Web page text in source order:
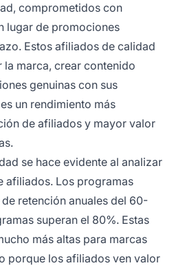
comprometidos con
lugar de promociones
Estos afiliados de calidad
marca, crear contenido
genuinas con sus
un rendimiento más
de afiliados y mayor valor
se hace evidente al analizar
afiliados. Los programas
retención anuales del 60-
superan el 80%. Estas
más altas para marcas
porque los afiliados ven valor